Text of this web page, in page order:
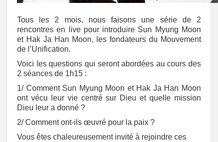
Tous les 2 mois, nous faisons une série de 2
rencontres en live pour introduire Sun Myung Moon
et Hak Ja Han Moon, les fondateurs du Mouvement
de l’Unification.
Voici les questions qui seront abordées au cours des
2 séances de 1h15 :
1/ Comment Sun Myung Moon et Hak Ja Han Moon
ont vécu leur vie centré sur Dieu et quelle mission
Dieu leur a donné ?
2/ Comment ont-ils œuvré pour la paix ?
Vous êtes chaleureusement invité à rejoindre ces